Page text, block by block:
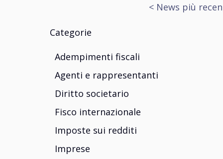
< News più
Categorie
Adempimenti fiscali
Agenti e rappresentanti
Diritto societario
Fisco internazionale
Imposte sui redditi
Imprese